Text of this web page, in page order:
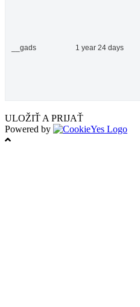
__gads 1 year 24 days
ULOŽIŤ A PRIJAŤ
Powered by